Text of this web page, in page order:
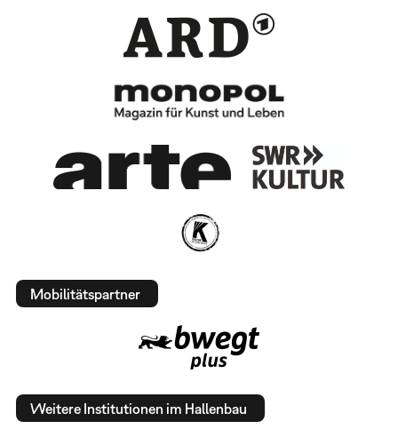
Mobilitätspartner
Weitere Institutionen im Hallenbau